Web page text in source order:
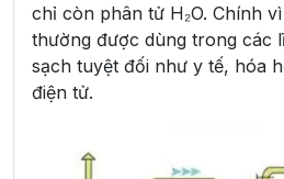
chỉ còn phân tử H₂O. Chính
thường được dùng trong các
sạch tuyệt đối như y tế, hóa
điện tử.